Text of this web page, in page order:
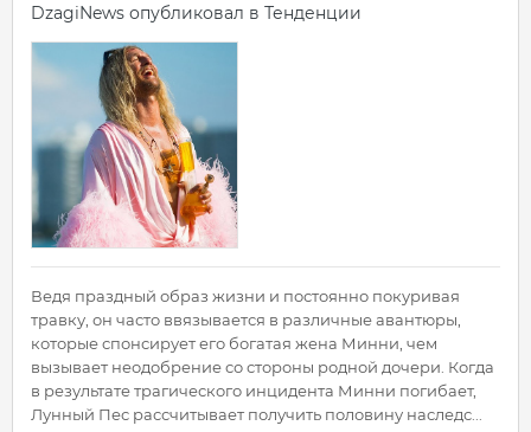
DzagiNews опубликовал в Тенденции
Ведя праздный образ жизни и постоянно покуривая
травку, он часто ввязывается в различные авантюры,
которые спонсирует его богатая жена Минни, чем
вызывает неодобрение со стороны родной дочери. Когда
в результате трагического инцидента Минни погибает,
Лунный Пес рассчитывает получить половину наследс...